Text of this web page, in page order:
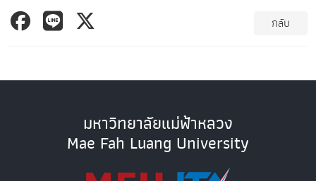
กลับ
มหาวิทยาลัยแม่ฟ้าหลวง
Mae Fah Luang University